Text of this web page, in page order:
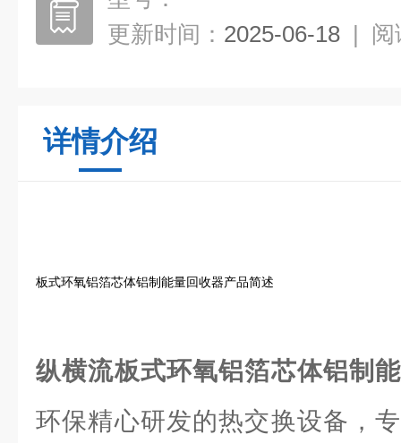
更新时间： 2025-06-18 | 阅
详情介绍
板式环氧铝箔芯体铝制能量回收器产品简述
纵横流板式环氧铝箔芯体铝制
环保精心研发的热交换设备，